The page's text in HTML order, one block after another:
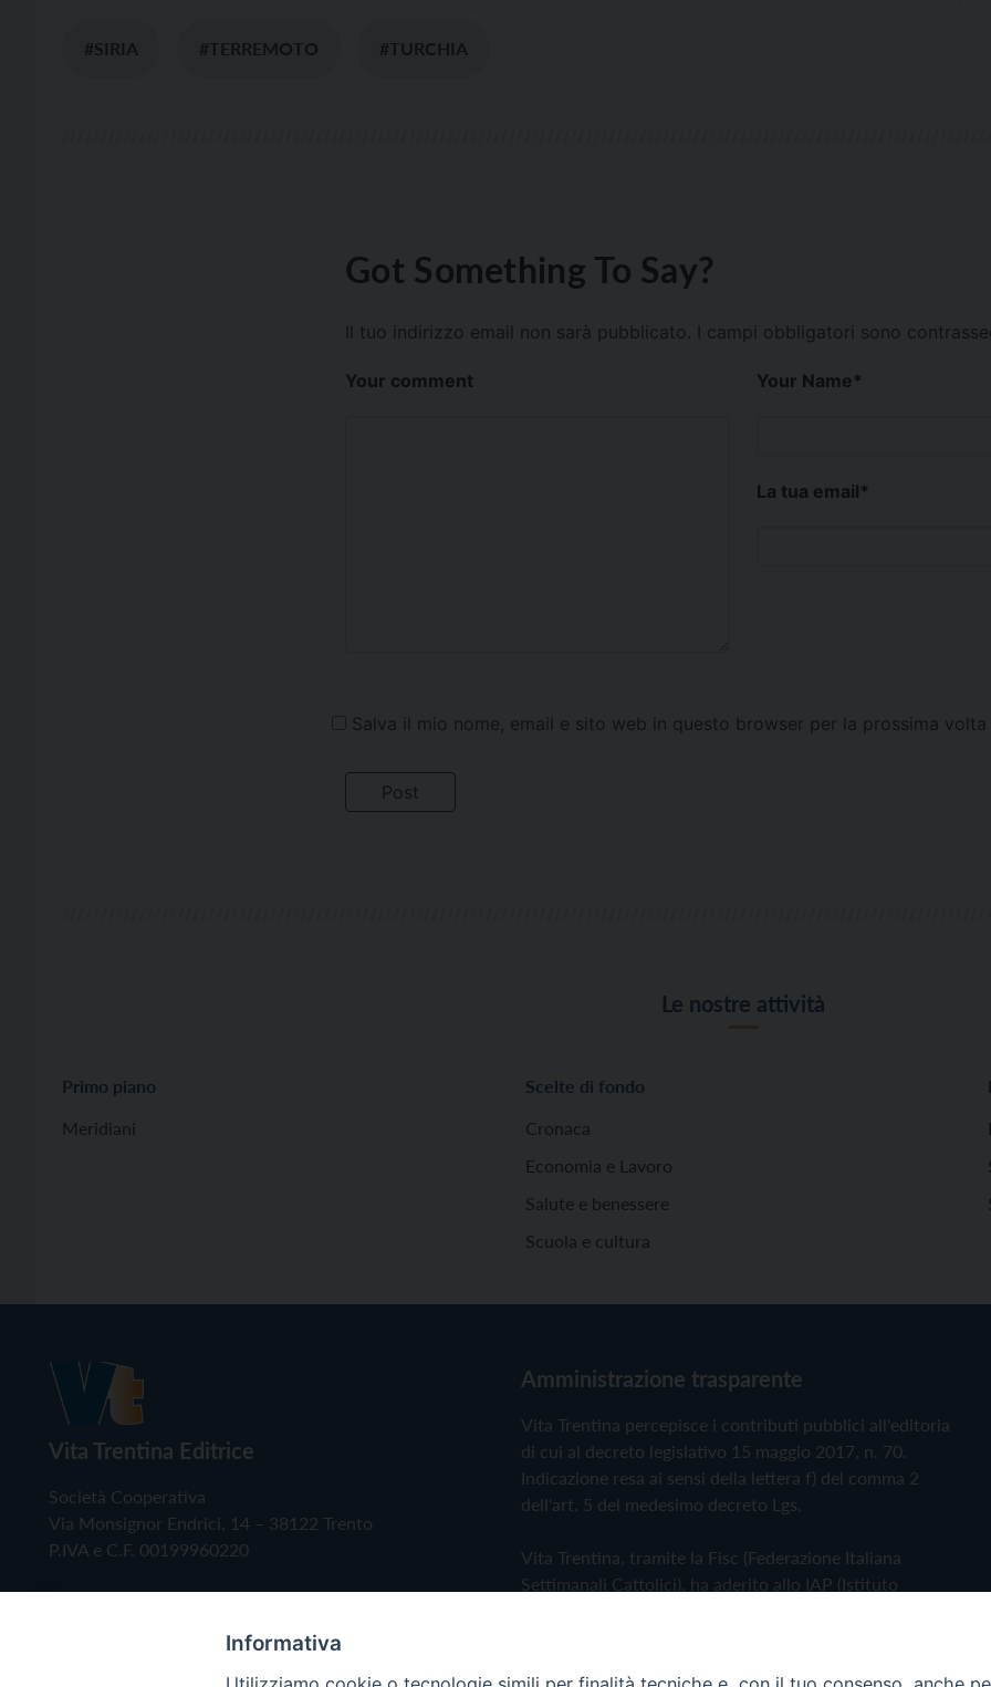
#SIRIA #TERREMOTO #TURCHIA
Got Something To Say?
Il tuo indirizzo email non sarà pubblicato. I campi obbligatori sono
Your comment Your Name*
La tua email*
Salva il mio nome, email e sito web in questo browser per la prossima volta
Le nostre attività
Primo piano
Meridiani
Scelte di fondo
Cronaca
Economia e Lavoro
Salute e benessere
Scuola e cultura
Vita Trentina Editrice
Società Cooperativa
Via Monsignor Endrici, 14 – 38122 Trento
P.IVA e C.F. 00199960220
Amministrazione trasparente
Vita Trentina percepisce i contributi pubblici all'editoria
di cui al decreto legislativo 15 maggio 2017, n. 70.
Indicazione resa ai sensi della lettera f) del comma 2
dell'art. 5 del medesimo decreto Lgs.
Vita Trentina, tramite la Fisc (Federazione Italiana
Settimanali Cattolici), ha aderito allo IAP (Istituto
Privacy Policy Cookie Policy
Informativa